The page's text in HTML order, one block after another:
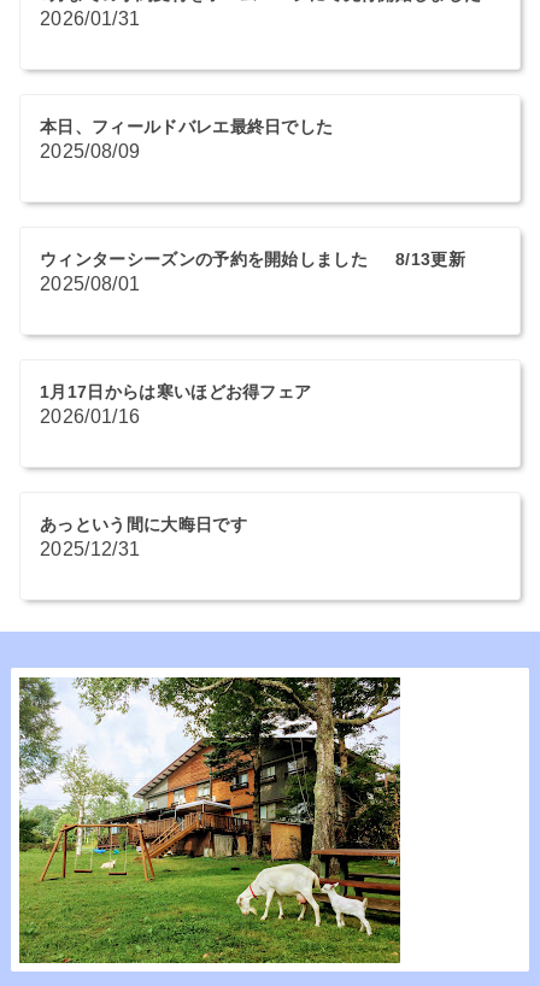
2026/01/31
本日、フィールドバレエ最終日でした
2025/08/09
ウィンターシーズンの予約を開始しました 8/13更新
2025/08/01
1月17日からは寒いほどお得フェア
2026/01/16
あっという間に大晦日です
2025/12/31